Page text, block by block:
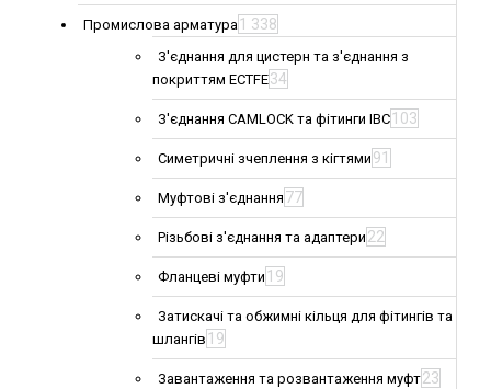
Промислова арматура 1 338
З'єднання для цистерн та з'єднання з
покриттям ECTFE34
З'єднання CAMLOCK та фітинги IBC 103
Симетричні зчеплення з кігтями 91
Муфтові з'єднання 77
Різьбові з'єднання та адаптери 22
Фланцеві муфти 19
Затискачі та обжимні кільця для фітингів та
шлангів 19
Завантаження та розвантаження муфт23